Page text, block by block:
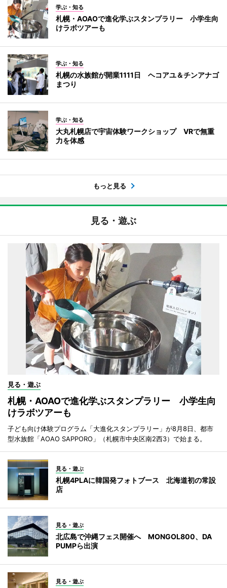
学ぶ・知る
札幌・AOAOで進化学ぶスタンプラリー 小学生向
けラボツアーも
学ぶ・知る
札幌の水族館が開業1111日 ヘコアユ＆チンアナゴ
まつり
学ぶ・知る
大丸札幌店で宇宙体験ワークショップ VRで無重
力を体感
もっと見る
見る・遊ぶ
見る・遊ぶ
札幌・AOAOで進化学ぶスタンプラリー 小学生向
けラボツアーも
子ども向け体験プログラム「大進化スタンプラリー」が8月8日、都市
型水族館「AOAO SAPPORO」（札幌市中央区南2西3）で始まる。
見る・遊ぶ
札幌4PLAに韓国発フォトブース 北海道初の常設
店
見る・遊ぶ
北広島で沖縄フェス開催へ MONGOL800、DA
PUMPら出演
見る・遊ぶ